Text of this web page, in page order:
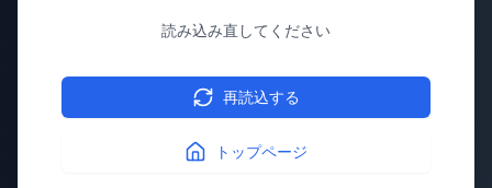
読み込み直してください
再読込する
トップページ